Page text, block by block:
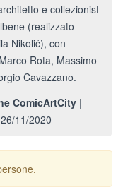
e collezionista
(realizzato
Nikolić), con
Rota, Massimo
Cavazzano.
ComicArtCity |
11/2020